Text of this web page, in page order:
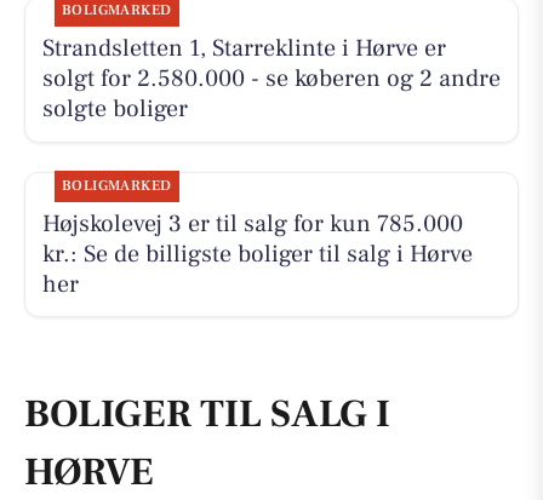
BOLIGMARKED
Strandsletten 1, Starreklinte i Hørve er
solgt for 2.580.000 - se køberen og 2 andre
solgte boliger
BOLIGMARKED
Højskolevej 3 er til salg for kun 785.000
kr.: Se de billigste boliger til salg i Hørve
her
BOLIGER TIL SALG I
HØRVE